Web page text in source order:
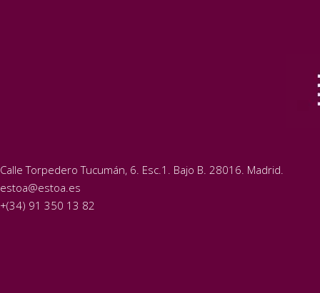
Calle Torpedero Tucumán, 6. Esc.1. Bajo B. 28016. Madrid.
estoa@estoa.es
+(34) 91 350 13 82